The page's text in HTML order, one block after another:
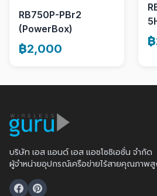
RB750P-PBr2
(PowerBox)
฿2,000
บริษัท เอส แอนด์ เอส แอชโซซิเอชั่น จำกัด
ผู้จำหน่ายอุปกรณ์เครือข่ายไร้สายคุณภาพสู